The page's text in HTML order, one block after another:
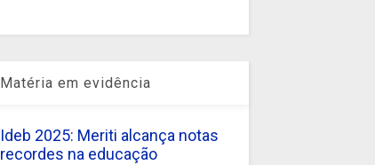
Matéria em evidência
Ideb 2025: Meriti alcança notas
recordes na educação